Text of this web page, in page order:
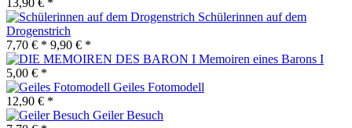
Schülerinnen auf dem
Drogenstrich
7,70 € * 9,90 € *
Memoiren eines Barons I
5,00 € *
Geiles Fotomodell
12,90 € *
Geiler Besuch